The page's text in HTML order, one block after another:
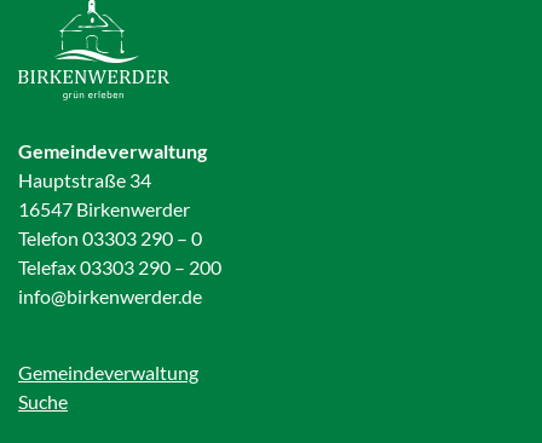
Gemeindeverwaltung
Hauptstraße 34
16547 Birkenwerder
Telefon 03303 290 – 0
Telefax 03303 290 – 200
info@birkenwerder.de
Gemeindeverwaltung
Suche